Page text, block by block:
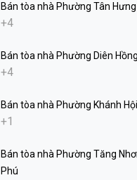
Bán tòa nhà Phường Tân Hưng
+4
Bán tòa nhà Phường Diên Hồng
+4
Bán tòa nhà Phường Khánh Hội
+1
Bán tòa nhà Phường Tăng
Phú